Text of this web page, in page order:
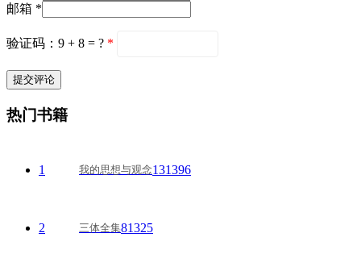
邮箱 *
验证码：9 + 8 = ? *
热门书籍
1 我的思想与观念131396
2 三体全集81325